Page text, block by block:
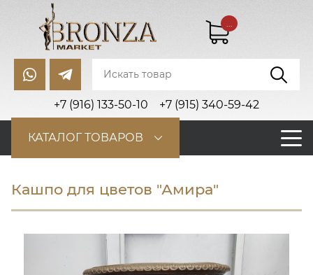
+7 (916) 133-50-10 +7 (915) 340-59-42
...
КАТАЛОГ ТОВАРОВ
Кашпо для цветов "Амира"